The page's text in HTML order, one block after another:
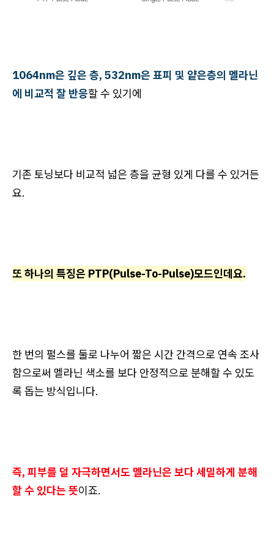
1064nm은 깊은 층, 532nm은 표피 및 얕은층의 멜라닌
에 비교적 잘 반응할 수 있기에
기존 토닝보다 비교적 넓은 층을 균형 있게 다를 수 있거든
요.
또 하나의 특징은 PTP(Pulse-To-Pulse)모드인데요.
한 번의 펄스를 둘로 나누어 짧은 시간 간격으로 연속 조사
함으로써 멜라닌 색소를 보다 안정적으로 분해할 수 있도
록 돕는 방식입니다.
즉, 피부를 덜 자극하면서도 멜라닌은 보다 세밀하게 분해
할 수 있다는 뜻이죠.